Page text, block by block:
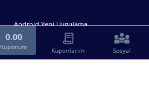
Android Yeni Uygulama
0.00
Kuponum Kuponlarım Sosyal